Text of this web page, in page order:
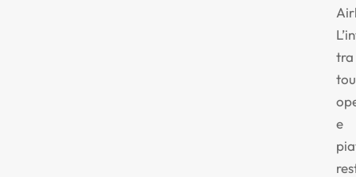
tra
e